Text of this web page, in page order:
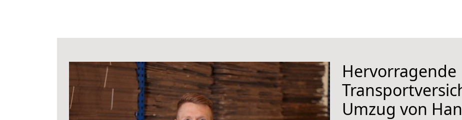
Hervorragende
Umzug von